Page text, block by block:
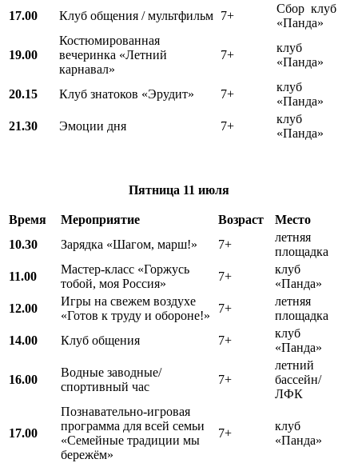
17.00
Клуб общения / мультфильм 7+
Сбор клуб
«Панда»
19.00
Костюмированная
вечеринка «Летний
карнавал»
7+
клуб
«Панда»
20.15 Клуб знатоков «Эрудит» 7+
клуб
«Панда»
21.30
Эмоции дня 7+
клуб
«Панда»
Пятница 11 июля
Время Мероприятие Возраст
Место
10.30
Зарядка «Шагом, марш!» 7+
летняя
площадка
11.00
Мастер-класс «Горжусь
тобой, моя Россия»
7+
клуб
«Панда»
12.00
Игры на свежем воздухе
«Готов к труду и обороне!»
7+
летняя
площадка
14.00
Клуб общения 7+
клуб
«Панда»
16.00
Водные заводные/
спортивный час
7+
летний
бассейн/
ЛФК
17.00
Познавательно-игровая
программа для всей семьи
«Семейные традиции мы
бережём»
7+
клуб
«Панда»